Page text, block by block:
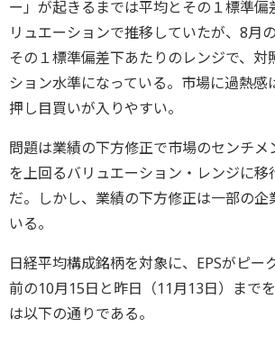
ー」が起きるまでは平均とその１標準偏
リュエーションで推移していたが、8月
その１標準偏差下あたりのレンジで、対
ション水準になっている。市場に過熱感
押し目買いが入りやすい。
問題は業績の下方修正で市場のセンチメ
を上回るバリュエーション・レンジに移
だ。しかし、業績の下方修正は一部の企
いる。
日経平均構成銘柄を対象に、EPSがピー
前の10月15日と昨日（11月13日）まで
は以下の通りである。